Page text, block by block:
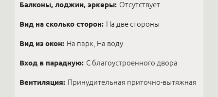
Балконы, лоджии, эркеры: Отсутствует
Вид на сколько сторон: На две стороны
Вид из окон: На парк, На воду
Вход в парадную: С благоустроенного двора
Вентиляция: Принудительная приточно-вытяжная